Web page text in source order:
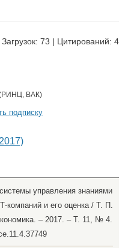
Загрузок: 73 | Цитирований: 4
РИНЦ, ВАК)
подписку
управления знаниями
компаний и его оценка / Т. П.
– 2017. – Т. 11, № 4.